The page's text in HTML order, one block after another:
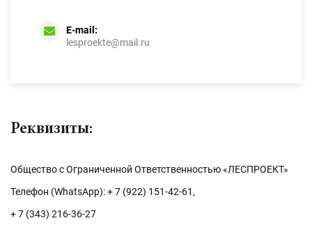
E-mail:
lesproekte@mail.ru
Реквизиты:
Общество с Ограниченной Ответственностью «ЛЕСПРОЕКТ»
Телефон (WhatsApp): + 7 (922) 151-42-61,
+ 7 (343) 216-36-27